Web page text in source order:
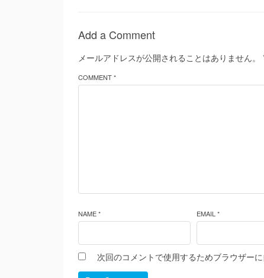
Add a Comment
メールアドレスが公開されることはありません。
COMMENT *
NAME * EMAIL *
次回のコメントで使用するためブラウザー